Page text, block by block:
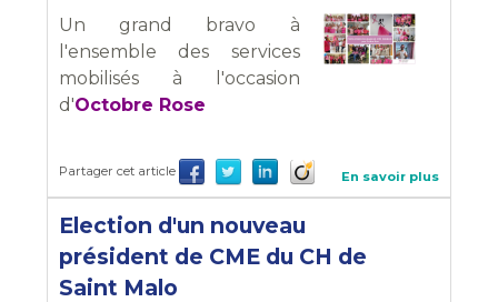
Un grand bravo à
l'ensemble des services
mobilisés à l'occasion
d'Octobre Rose
Partager cet article En savoir plus
Election d'un nouveau
président de CME du CH de
Saint Malo